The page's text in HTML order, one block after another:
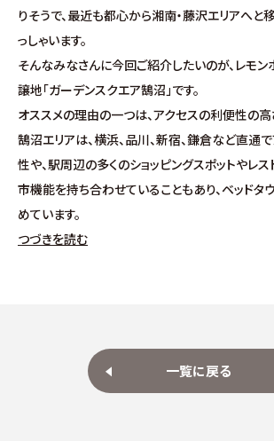
∟はじめての方へ
∟自由設計・高性能住宅『AUCA』
りそうで、最近も都心から湘南・藤沢エリアへと
っしゃいます。
そんなみなさんに今回ご紹介したいのが、レモ
譲地「ガーデンスクエア鵠沼」です。
オススメの理由の一つは、アクセスの利便性の高
鵠沼エリアは、横浜、品川、新宿、鎌倉など直通
性や、駅周辺の多くのショッピングスポットやレ
市機能を持ち合わせていることもあり、ベッドタ
めています。
つづきを読む
一覧に戻る